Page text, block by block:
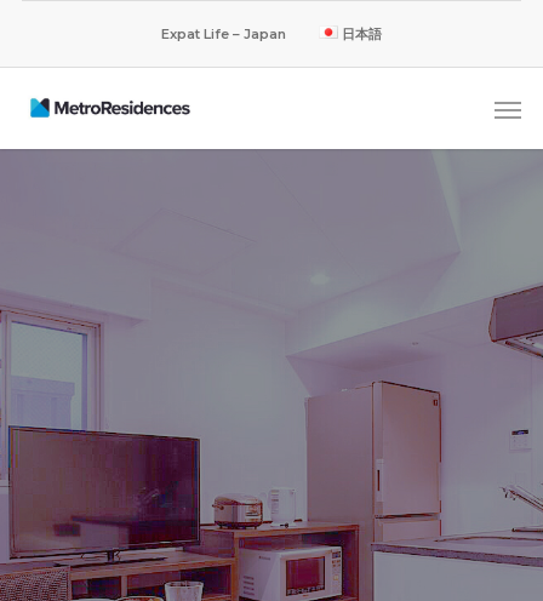
Expat Life – Japan 日本語